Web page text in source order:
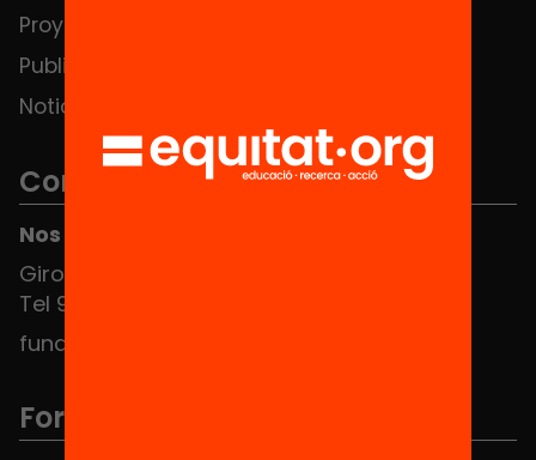
Proyectos
Publicaciones y vídeos
Noticias
Contacto
Nos puedes encontrar en el HUB Social
Girona 34, interior 08010 Barcelona
Tel 934 588 700
fundacio@equitat.org
Formamos parte de...